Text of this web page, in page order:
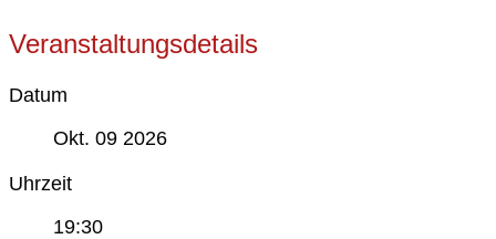
Veranstaltungsdetails
Datum
Okt. 09 2026
Uhrzeit
19:30